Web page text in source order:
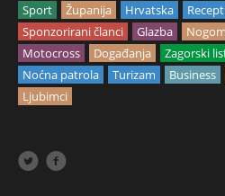
Sport
Županija Hrvatska
Sponzorirani članci
Glazba
Motocross
Događanja
Zagorski
Noćna patrola
Turizam Business
Ljubimci
 